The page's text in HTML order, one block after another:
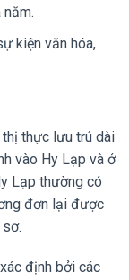
kiện văn hóa,
thực lưu trú dài
vào Hy Lạp và ở
Lạp thường có
đơn lại được
định bởi các